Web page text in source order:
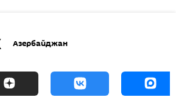
Азербайджан